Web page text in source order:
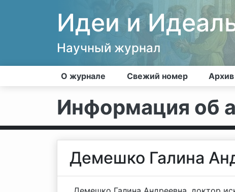
Идеи и
Научный журнал
О журнале Свежий номер Архив
Информация об
Демешко Галина